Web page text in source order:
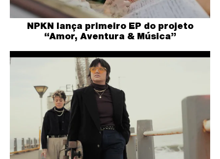
NPKN lança primeiro EP do projeto
“Amor, Aventura & Música”